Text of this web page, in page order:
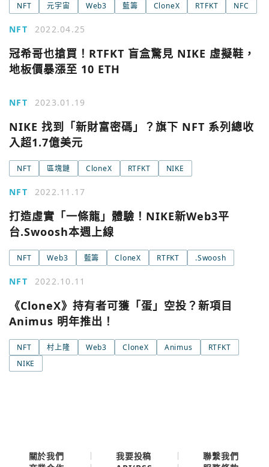
NFT 元宇宙 Web3 藍籌 CloneX RTFKT NFC
NFT 2022.04.25
冠希哥也搶買！RTFKT 盲盒驚見 NIKE 虛擬鞋，
地板價暴漲至 10 ETH
NFT 2023.01.19
NIKE 找到「新財富密碼」？旗下 NFT 系列總收
入超1.7億美元
NFT 區塊鏈 CloneX RTFKT NIKE
NFT 2022.11.17
打造虛實「一條龍」體驗！NIKE新Web3平
台.Swoosh本週上線
NFT Web3 藍籌 CloneX RTFKT .Swoosh
NFT 2022.10.11
《CloneX》持有者可獲「蛋」空投？新項目
Animus 明年推出！
NFT 村上隆 Web3 CloneX Animus
RTFKT
NIKE
關於我們 我要投稿
聯繫我們